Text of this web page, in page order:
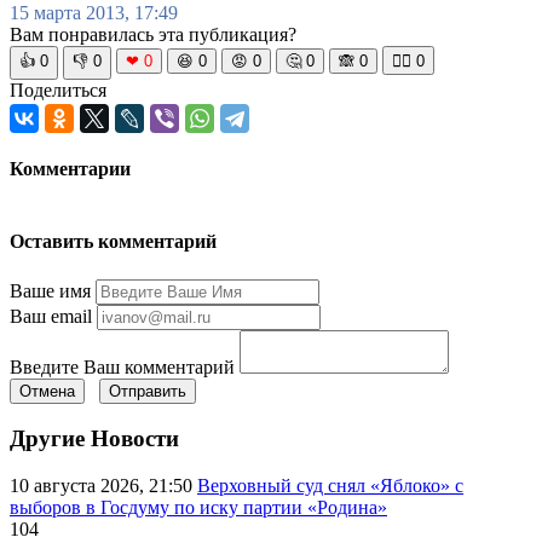
15 марта 2013, 17:49
Вам понравилась эта публикация?
👍 0 👎 0 ❤ 0 😆 0 😡 0 🤔 0 🙈 0 🧘‍♀️ 0
Поделиться
Комментарии
Оставить комментарий
Ваше имя
Ваш email
Введите Ваш комментарий
Отмена Отправить
Другие Новости
10 августа 2026, 21:50 Верховный суд снял «Яблоко» с
выборов в Госдуму по иску партии «Родина»
104